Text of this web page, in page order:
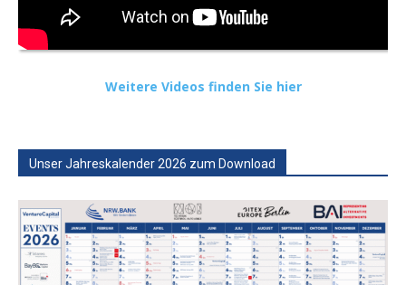
Weitere Videos finden Sie hier
Unser Jahreskalender 2026 zum Download